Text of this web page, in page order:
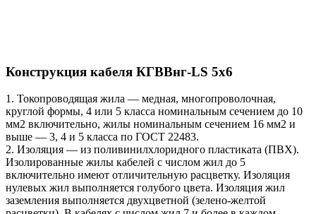
Конструкция кабеля КГВВнг-LS 5х6
1. Токопроводящая жила — медная, многопроволочная,
круглой формы, 4 или 5 класса номинальным сечением до 10
мм2 включительно, жилы номинальным сечением 16 мм2 и
выше — 3, 4 и 5 класса по ГОСТ 22483.
2. Изоляция — из поливинилхлоридного пластиката (ПВХ).
Изолированные жилы кабелей с числом жил до 5
включительно имеют отличительную расцветку. Изоляция
нулевых жил выполняется голубого цвета. Изоляция жил
заземления выполняется двухцветной (зелено-желтой